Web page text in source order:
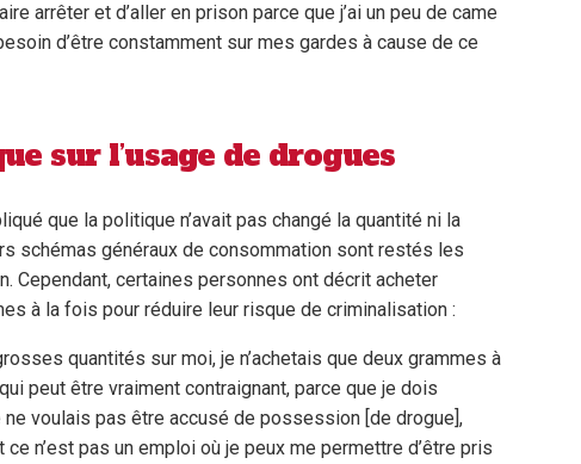
arrêter et d’aller en prison parce que j’ai un peu de came
d’être constamment sur mes gardes à cause de ce
sur l’usage de drogues
que la politique n’avait pas changé la quantité ni la
schémas généraux de consommation sont restés les
Cependant, certaines personnes ont décrit acheter
à la fois pour réduire leur risque de criminalisation :
quantités sur moi, je n’achetais que deux grammes à
peut être vraiment contraignant, parce que je dois
ne voulais pas être accusé de possession [de drogue],
n’est pas un emploi où je peux me permettre d’être pris